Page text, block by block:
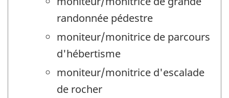
randonnée pédestre
moniteur/monitrice de parcours
d'hébertisme
moniteur/monitrice d'escalade
de rocher